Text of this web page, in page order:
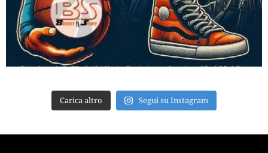
Carica altro Segui su Instagram